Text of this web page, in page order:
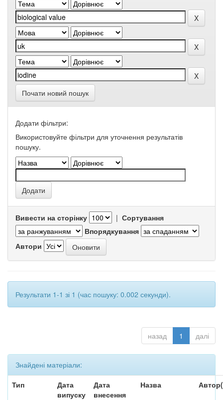
Почати новий пошук
Додати фільтри:
Використовуйте фільтри для уточнення результатів
пошуку.
Вивести на сторінку | Сортування
Впорядкування
Автори
Результати 1-1 зі 1 (час пошуку: 0.002 секунди).
назад 1 далі
Знайдені матеріали:
Тип
Дата
випуску
Дата
внесення
Назва